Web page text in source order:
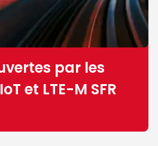
par les
et LTE-M SFR